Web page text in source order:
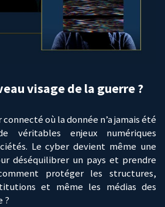
visage de la guerre ?
où la donnée n’a jamais été
véritables enjeux numériques
Le cyber devient même une
déséquilibrer un pays et prendre
protéger les structures,
et même les médias des
?